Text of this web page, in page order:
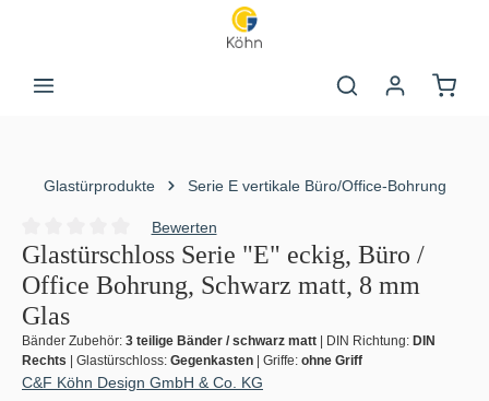
Glastürprodukte Serie E vertikale Büro/Office-Bohrung
Durchschnittliche Bewertung von 0 von 5 Sternen
Bewerten
Glastürschloss Serie "E" eckig, Büro /
Office Bohrung, Schwarz matt, 8 mm
Glas
Bänder Zubehör: 3 teilige Bänder / schwarz matt | DIN Richtung: DIN
Rechts | Glastürschloss: Gegenkasten | Griffe: ohne Griff
C&F Köhn Design GmbH & Co. KG